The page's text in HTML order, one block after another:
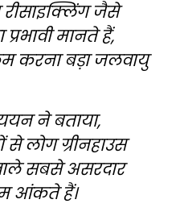
जैसे
मानते हैं,
करना बड़ा जलवायु
ने बताया,
से लोग ग्रीनहाउस
सबसे असरदार
आंकते हैं।